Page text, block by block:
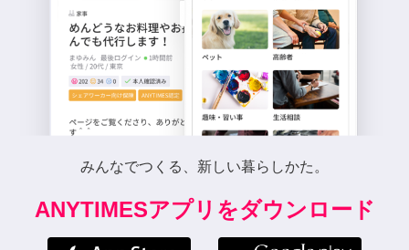
みんなでつくる、新しい暮らしかた。
ANYTIMESアプリをダウンロード